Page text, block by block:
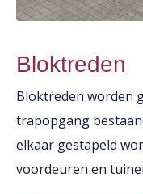
Luifels
Balkons
Galerijplaten
Consoles
Trappen &
Kalender
Informatie
Bloktreden
Bloktreden worden
trapopgang
elkaar gestapeld
voordeuren en